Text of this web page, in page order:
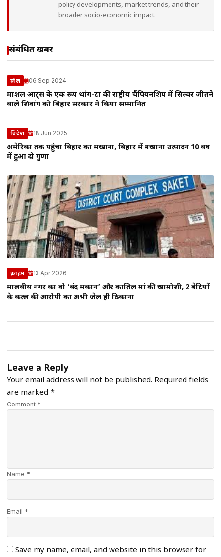
policy developments, market trends, and their
broader socio-economic impact.
संबंधित खबरें
खेल 06 Sep 2024
मार्शल आर्ट्स के एक रूप थांग-टा की राष्ट्रीय चैंपियनशिप में सिल्वर जीतने
वाले शिवांग को बिहार सरकार ने किया सम्मानित
विदेश 18 Jun 2025
अमेरिका तक पहुंचा बिहार का मखाना, बिहार में मखाना उत्पादन 10 वर्ष
में हुआ दो गुणा
क्राइम 13 Apr 2026
मालवीय नगर का वो ‘बंद मकान’ और कातिल मां की खामोशी, 2 बेटियों
के कत्ल की आरोपी का अभी जेल ही ठिकाना
Leave a Reply
Your email address will not be published. Required fields
are marked *
Comment *
Name *
Email *
Save my name, email, and website in this browser for